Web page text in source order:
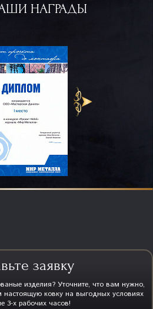
НАГРАДЫ
заявку
изделия? Уточните, что вам нужно,
ковку на выгодных условиях
3-х рабочих часов!